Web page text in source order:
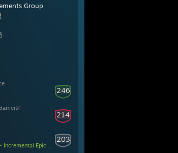
Group
246
214
203
Epic Hero 2